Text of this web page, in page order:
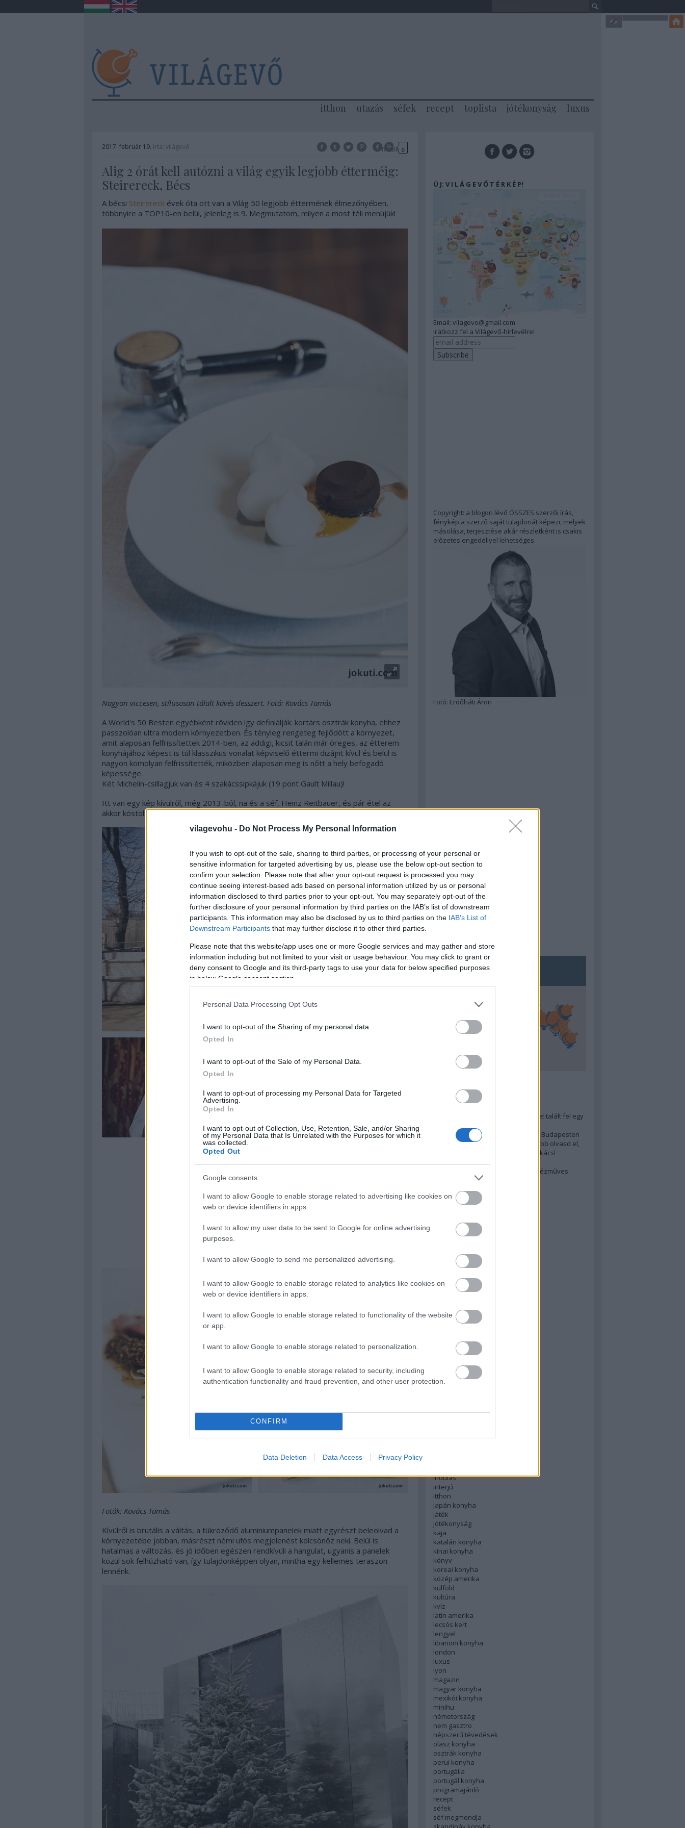
vilagevohu - Do Not Process My Personal Information
If you wish to opt-out of the sale, sharing to third parties, or processing of your personal or
sensitive information for targeted advertising by us, please use the below opt-out section to
confirm your selection. Please note that after your opt-out request is processed you may
continue seeing interest-based ads based on personal information utilized by us or personal
information disclosed to third parties prior to your opt-out. You may separately opt-out of the
further disclosure of your personal information by third parties on the IAB’s list of downstream
participants. This information may also be disclosed by us to third parties on the IAB’s List of
Downstream Participants that may further disclose it to other third parties.
Please note that this website/app uses one or more Google services and may gather and store
information including but not limited to your visit or usage behaviour. You may click to grant or
deny consent to Google and its third-party tags to use your data for below specified purposes
in below Google consent section.
Personal Data Processing Opt Outs
I want to opt-out of the Sharing of my personal data.
Opted In
I want to opt-out of the Sale of my Personal Data.
Opted In
I want to opt-out of processing my Personal Data for Targeted
Advertising.
Opted In
I want to opt-out of Collection, Use, Retention, Sale, and/or Sharing
of my Personal Data that Is Unrelated with the Purposes for which it
was collected.
Opted Out
Google consents
I want to allow Google to enable storage related to advertising like cookies on
web or device identifiers in apps.
I want to allow my user data to be sent to Google for online advertising
purposes.
I want to allow Google to send me personalized advertising.
I want to allow Google to enable storage related to analytics like cookies on
web or device identifiers in apps.
I want to allow Google to enable storage related to functionality of the website
or app.
I want to allow Google to enable storage related to personalization.
I want to allow Google to enable storage related to security, including
authentication functionality and fraud prevention, and other user protection.
CONFIRM
Data Deletion Data Access Privacy Policy
itthon utazás séfek recept toplista jótékonyság luxus
2017. február 19. írta: világevő Tetszik 0
Alig 2 órát kell autózni a világ egyik legjobb étterméig:
Steirereck, Bécs
A bécsi Steirereckévek óta ott van a Világ 50 legjobb éttermének élmezőnyében,
többnyire a TOP10-en belül, jelenleg is 9. Megmutatom, milyen a most téli menüjük!
Nagyon viccesen, stílusosan tálalt kávés desszert. Fotó: Kovács Tamás
A World's 50 Besten egyébként röviden így definiálják: kortárs osztrák konyha, ehhez
passzolóan ultra modern környezetben. És tényleg rengeteg fejlődött a környezet,
amit alaposan felfrissítettek 2014-ben, az addigi, kicsit talán már öreges, az étterem
konyhájához képest is túl klasszikus vonalat képviselő éttermi dizájnt kívül és belül is
nagyon komolyan felfrissítették, miközben alaposan meg is nőtt a hely befogadó
képessége.
Két Michelin-csillagjuk van és 4 szakácssipkájuk (19 pont Gault Millau)!
Itt van egy kép kívülről, még 2013-ból, na és a séf, Heinz Reitbauer, és pár étel az
akkor kóstoltakból:
Fotók: Kovács Tamás
Kívülről is brutális a váltás, a tükröződő aluminiumpanelek miatt egyrészt beleolvad a
környezetébe jobban, másrészt némi ufós megjelenést kölcsönöz neki. Belül is
hatalmas a változás, és jó időben egészen rendkívüli a hangulat, ugyanis a panelek
közül sok felhúzható van, így tulajdonképpen olyan, mintha egy kellemes teraszon
lennénk.
Ú J: V I L Á G E V Ő T É R K É P!
Email: vilagevo@gmail.com
Iratkozz fel a Világevő-hírlevélre!
Copyright: a blogon lévő ÖSSZES szerzői írás,
fénykép a szerző saját tulajdonát képezi, melyek
másolása, terjesztése akár részletként is csakis
előzetes engedéllyel lehetséges.
Fotó: Erdőháti Áron
TOP5
Annyira menő Budapest-térképet talált fel egy
A 10 legjobb (elérhető árú) ebéd Budapesten
Szakács akarsz lenni? Akkor előbb olvasd el,
mit gondol erről egy magyar szakács!
Budapest rejtett kincsei: orosz kézműves
afrikai konyha
ázsiai konyha
baszk konyha
belgium
bocusedor
bocuse dor
dél amerika
English
északi konyha
francia konyha
holland konyha
indulás
interjú
itthon
japán konyha
játék
jótékonyság
kaja
katalán konyha
kínai konyha
könyv
koreai konyha
közép amerika
külföld
kultúra
kvíz
latin amerika
lecsós kert
lengyel
libanoni konyha
london
luxus
lyon
magazin
magyar konyha
mexikói konyha
minihu
németország
nem gasztro
népszerű tévedések
olasz konyha
osztrák konyha
perui konyha
portugália
portugál konyha
programajánló
recept
séfek
séf megmondja